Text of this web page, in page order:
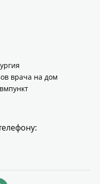
врача на дом